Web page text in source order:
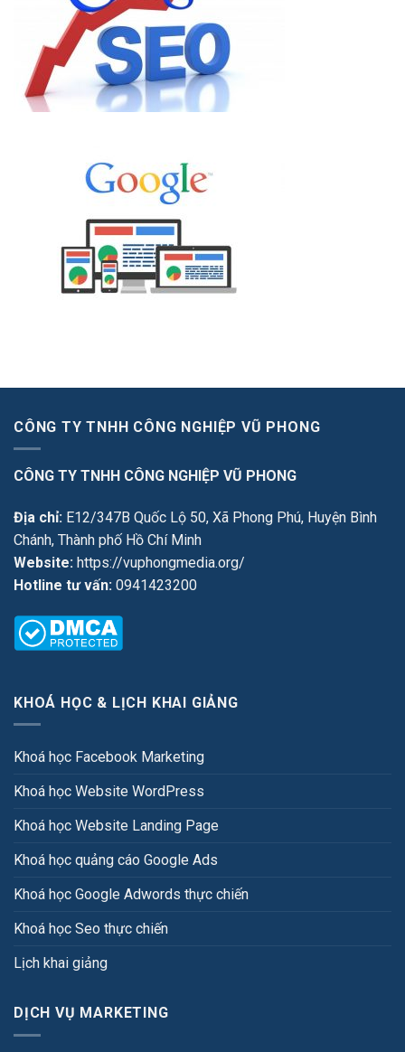
CÔNG TY TNHH CÔNG NGHIỆP VŨ PHONG
CÔNG TY TNHH CÔNG NGHIỆP VŨ PHONG
Địa chỉ: E12/347B Quốc Lộ 50, Xã Phong Phú, Huyện Bình
Chánh, Thành phố Hồ Chí Minh
Website: https://vuphongmedia.org/
Hotline tư vấn: 0941423200
KHOÁ HỌC & LỊCH KHAI GIẢNG
Khoá học Facebook Marketing
Khoá học Website WordPress
Khoá học Website Landing Page
Khoá học quảng cáo Google Ads
Khoá học Google Adwords thực chiến
Khoá học Seo thực chiến
Lịch khai giảng
DỊCH VỤ MARKETING